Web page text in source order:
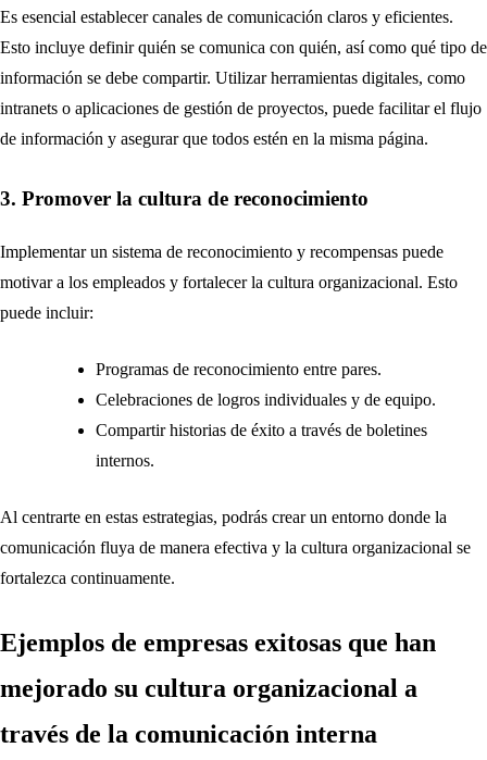
Es esencial establecer canales de comunicación claros y eficientes.
Esto incluye definir quién se comunica con quién, así como qué tipo de
información se debe compartir. Utilizar herramientas digitales, como
intranets o aplicaciones de gestión de proyectos, puede facilitar el flujo
de información y asegurar que todos estén en la misma página.
3. Promover la cultura de reconocimiento
Implementar un sistema de reconocimiento y recompensas puede
motivar a los empleados y fortalecer la cultura organizacional. Esto
puede incluir:
Programas de reconocimiento entre pares.
Celebraciones de logros individuales y de equipo.
Compartir historias de éxito a través de boletines
internos.
Al centrarte en estas estrategias, podrás crear un entorno donde la
comunicación fluya de manera efectiva y la cultura organizacional se
fortalezca continuamente.
Ejemplos de empresas exitosas que han
mejorado su cultura organizacional a
través de la comunicación interna